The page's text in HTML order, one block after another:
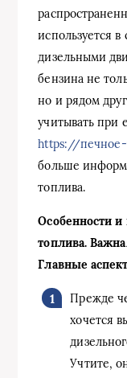
используется
дизельными
бензина не
но и рядом
учитывать при
https://
больше
топлива.
Особенности
топлива.
Главные
Прежде
хочется
Учтите,